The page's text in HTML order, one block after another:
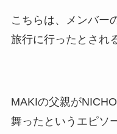
こちらは、メンバー
旅行に行ったとされ
MAKIの父親が
舞ったというエピソ